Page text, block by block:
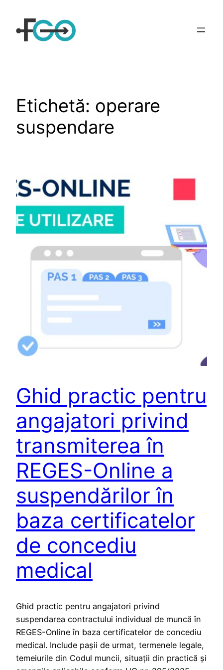
conținut
Etichetă: operare
suspendare
Ghid practic pentru
angajatori privind
transmiterea în
REGES-Online a
suspendărilor în
baza certificatelor
de concediu
medical
Ghid practic pentru angajatori privind
suspendarea contractului individual de muncă în
REGES-Online în baza certificatelor de concediu
medical. Include pașii de urmat, termenele legale,
temeiurile din Codul muncii, situații din practică și